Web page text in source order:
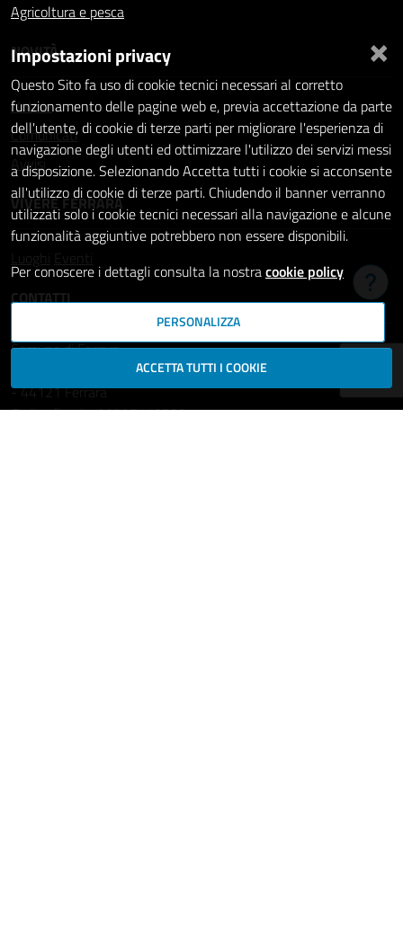
Agricoltura e pesca
NOVITÀ
Notizie
Comunicati
Avvisi
VIVERE FERRARA
Luoghi
Eventi
CONTATTI
Comune di Ferrara
Piazza del Municipio, 2
- 44121 Ferrara
Codice fiscale: 00297110389
×
Impostazioni privacy
Questo Sito fa uso di cookie tecnici necessari al corretto
funzionamento delle pagine web e, previa accettazione da parte
dell'utente, di cookie di terze parti per migliorare l'esperienza di
navigazione degli utenti ed ottimizzare l'utilizzo dei servizi messi
a disposizione. Selezionando Accetta tutti i cookie si acconsente
all'utilizzo di cookie di terze parti. Chiudendo il banner verranno
utilizzati solo i cookie tecnici necessari alla navigazione e alcune
funzionalità aggiuntive potrebbero non essere disponibili.
Per conoscere i dettagli consulta la nostracookie policy
PERSONALIZZA
ACCETTA TUTTI I COOKIE
Hai